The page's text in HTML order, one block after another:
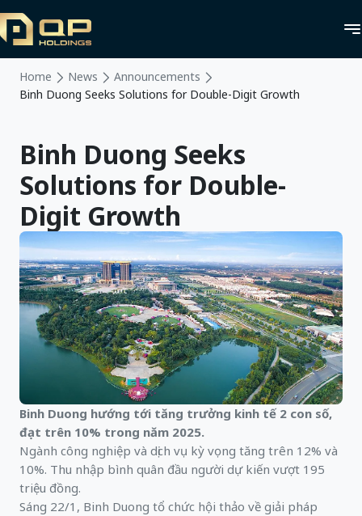
Home News
Announcements
Binh Duong Seeks Solutions for Double-Digit Growth
Binh Duong Seeks
Solutions for Double-
Digit Growth
Binh Duong hướng tới tăng trưởng kinh tế 2 con số,
đạt trên 10% trong năm 2025.
Ngành công nghiệp và dịch vụ kỳ vọng tăng trên 12% và
10%. Thu nhập bình quân đầu người dự kiến vượt 195
triệu đồng.
Sáng 22/1, Binh Duong tổ chức hội thảo về giải pháp